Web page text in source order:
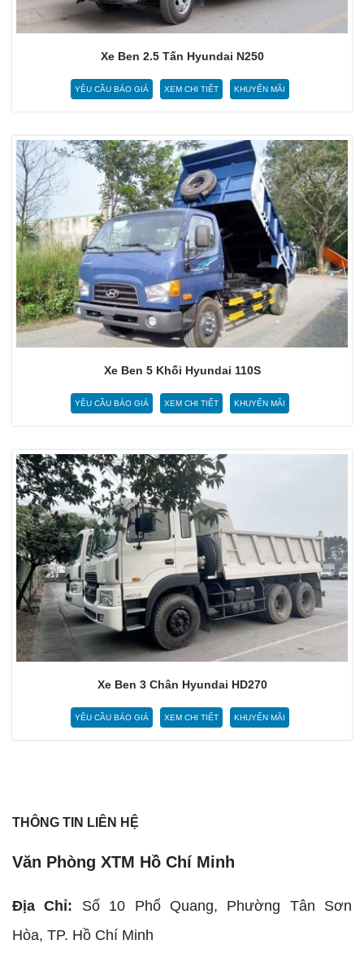
Xe Ben 2.5 Tấn Hyundai N250
YÊU CẦU BÁO GIÁ XEM CHI TIẾT KHUYẾN MÃI
Xe Ben 5 Khối Hyundai 110S
YÊU CẦU BÁO GIÁ XEM CHI TIẾT KHUYẾN MÃI
Xe Ben 3 Chân Hyundai HD270
YÊU CẦU BÁO GIÁ XEM CHI TIẾT KHUYẾN MÃI
THÔNG TIN LIÊN HỆ
Văn Phòng XTM Hồ Chí Minh
Địa Chỉ: Số 10 Phổ Quang, Phường Tân Sơn
Hòa, TP. Hồ Chí Minh